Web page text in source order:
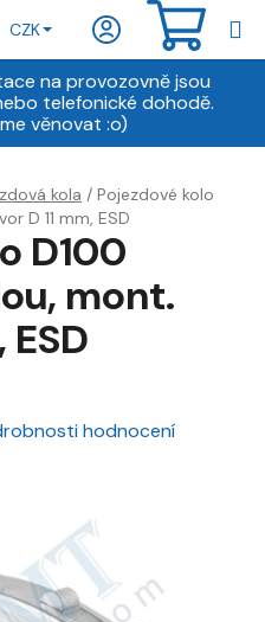
na provozovně jsou
telefonické dohodě.
věnovat :o)
CZK
kola / Pojezdové kolo
D 11 mm, ESD
D100
mont.
ESD
hodnocení